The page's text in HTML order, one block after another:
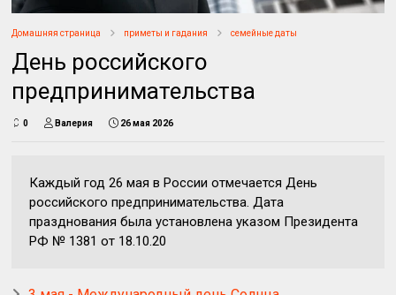
Домашняя страница приметы и гадания семейные даты
День российского
предпринимательства
0 Валерия 26 мая 2026
Каждый год 26 мая в России отмечается День
российского предпринимательства. Дата
празднования была установлена указом Президента
РФ № 1381 от 18.10.20